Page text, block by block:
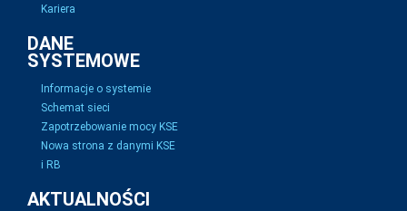
Kariera
DANE
SYSTEMOWE
Informacje o systemie
Schemat sieci
Zapotrzebowanie mocy KSE
Nowa strona z danymi KSE
i RB
AKTUALNOŚCI